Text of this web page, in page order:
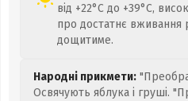
від +22°C до +39°C,
про достатнє вживання
дощитиме.
Народні прикмети:
Освячують яблука і груші.